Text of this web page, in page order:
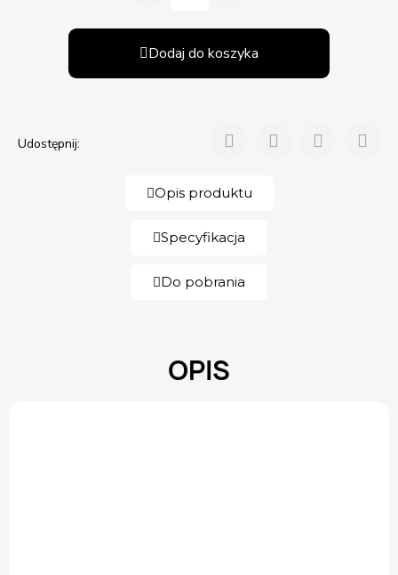
Dodaj do koszyka
Udostępnij:
Opis produktu
Specyfikacja
Do pobrania
OPIS